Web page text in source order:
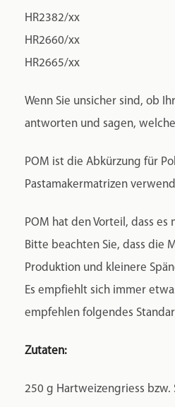
HR2382/xx
HR2660/xx
HR2665/xx
Wenn Sie unsicher sind, ob
antworten und sagen,
POM ist die Abkürzung für
Pastamakermatrizen
POM hat den Vorteil, dass
Bitte beachten Sie, dass die
Produktion und kleinere
Es empfiehlt sich immer
empfehlen folgendes
Zutaten:
250 g Hartweizengriess bzw.